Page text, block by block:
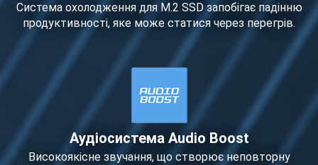
Система охолодження для М.2 SSD запобігає падінню
продуктивності, яке може статися через перегрів.
Аудіосистема Audio Boost
Високоякісне звучання, що створює неповторну